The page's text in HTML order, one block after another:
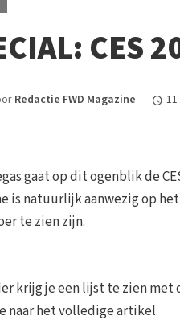
CES
Redactie FWD Magazine
gaat op dit ogenblik de
is natuurlijk aanwezig op
te zien zijn.
krijg je een lijst te zien met
naar het volledige artikel.